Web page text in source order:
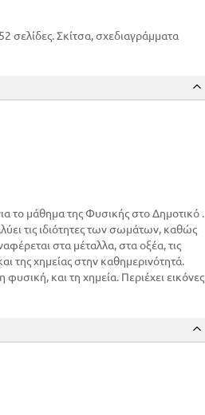
77
107
112
114
130
Σκίτσα, σχεδιαγράμματα
το μάθημα της Φυσικής στο Δημοτικό .
τις ιδιότητες των σωμάτων, καθώς
στα μέταλλα, στα οξέα, τις
της χημείας στην καθημερινότητά.
και τη χημεία. Περιέχει εικόνες